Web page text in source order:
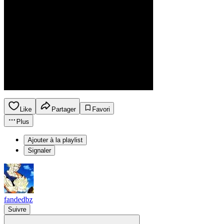
Like Partager
Favori
Plus
Ajouter à la playlist
Signaler
fandedbz
Suivre